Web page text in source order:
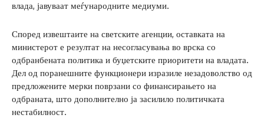
влада, јавуваат меѓународните медиуми.
Според извештаите на светските агенции, оставката на
министерот е резултат на несогласувања во врска со
одбранбената политика и буџетските приоритети на владата.
Дел од поранешните функционери изразиле незадоволство од
предложените мерки поврзани со финансирањето на
одбраната, што дополнително ја засилило политичката
нестабилност.